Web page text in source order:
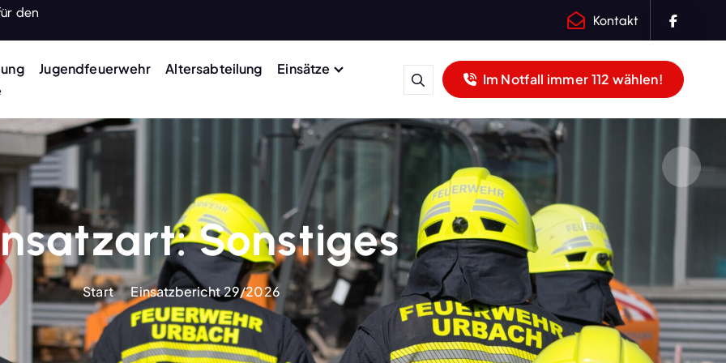
den
Kontakt
Jugendfeuerwehr Altersabteilung
Einsätze
Im Notfall immer 112 wählen!
Sonstiges
Start Einsatzbericht 29/2026